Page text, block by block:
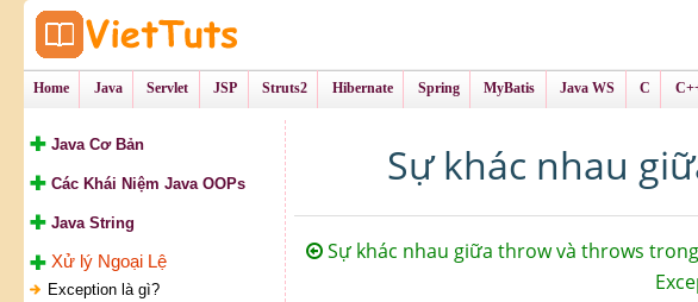
Home Java Servlet JSP Struts2 Hibernate Spring MyBatis Java WS C
Java Cơ Bản
Các Khái Niệm Java OOPs
Java String
Xử lý Ngoại Lệ
Exception là gì?
Sự khác nhau
Sự khác nhau giữa throw và throws